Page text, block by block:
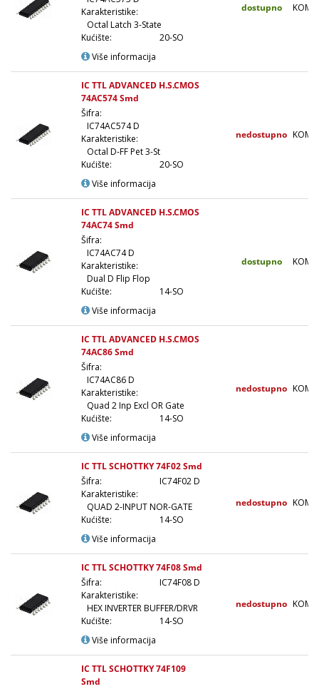
Karakteristike:
Octal Latch 3-State
Kućište:
20-SO
Više informacija
dostupno KOM
IC TTL ADVANCED H.S.CMOS
74AC574 Smd
Šifra:
IC74AC574 D
Karakteristike:
Octal D-FF Pet 3-St
Kućište:
20-SO
Više informacija
nedostupno KOM
IC TTL ADVANCED H.S.CMOS
74AC74 Smd
Šifra:
IC74AC74 D
Karakteristike:
Dual D Flip Flop
Kućište:
14-SO
Više informacija
dostupno KOM
IC TTL ADVANCED H.S.CMOS
74AC86 Smd
Šifra:
IC74AC86 D
Karakteristike:
Quad 2 Inp Excl OR Gate
Kućište:
14-SO
Više informacija
nedostupno KOM
IC TTL SCHOTTKY 74F02 Smd
Šifra:
IC74F02 D
Karakteristike:
QUAD 2-INPUT NOR-GATE
Kućište:
14-SO
Više informacija
nedostupno KOM
IC TTL SCHOTTKY 74F08 Smd
Šifra:
IC74F08 D
Karakteristike:
HEX INVERTER BUFFER/DRVR
Kućište:
14-SO
Više informacija
nedostupno KOM
IC TTL SCHOTTKY 74F109
Smd